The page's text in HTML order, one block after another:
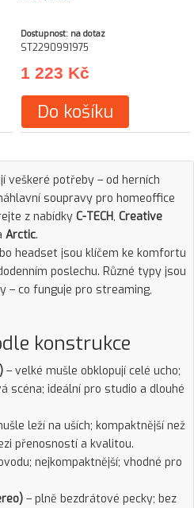
Dostupnost: na dotaz
ST2290991975
1 223 Kč
Do košíku
veškeré potřeby – od herních
soupravy pro homeoffice
z nabídky C-TECH, Creative
Arctic.
headset jsou klíčem ke komfortu
poslechu. Různé typy jsou
– co funguje pro streaming,
konstrukce
– velké mušle obklopují celé ucho;
scéna; ideální pro studio a dlouhé
leží na uších; kompaktnější než
přenosností a kvalitou.
nejkompaktnější; vhodné pro
– plně bezdrátové pecky; bez